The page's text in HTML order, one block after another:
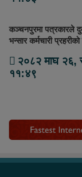
कञ्चनपुरमा पत्रकारले
भन्सार कर्मचारी
२०८२ माघ २६,
११:४९